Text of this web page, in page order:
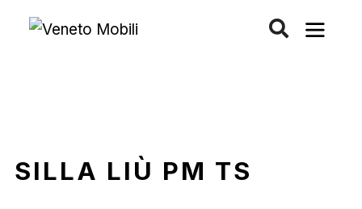
SILLA LIÙ PM TS